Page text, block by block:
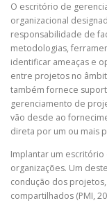
O escritório de
organizacional
responsabilidade de
metodologias,
identificar ameaças e
entre projetos no
também fornece
gerenciamento de
vão desde ao
direta por um ou mais
Implantar um
organizações. Um
condução dos
compartilhados (PMI,